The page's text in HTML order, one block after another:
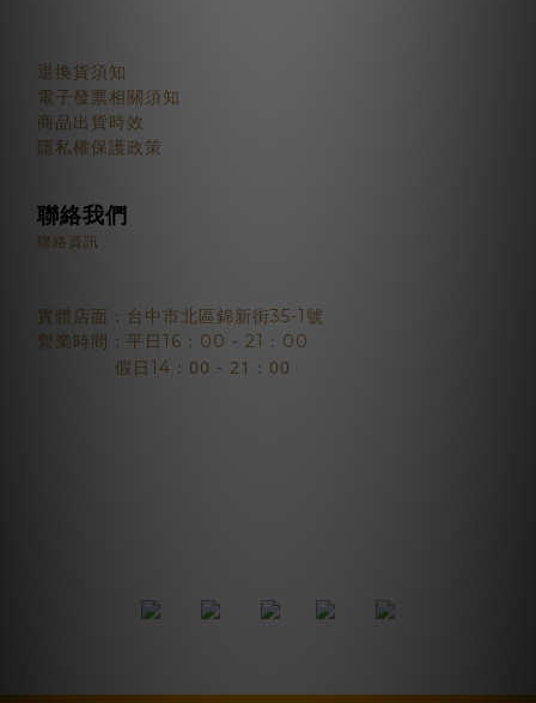
退換貨須知
電子發票相關須知
商品出貨時效
隱私權保護政策
聯絡我們
聯絡資訊
實體店面：台中市北區錦新街35-1號
營業時間：平日16：00 - 21：00
假日14 ：00 - 21：00